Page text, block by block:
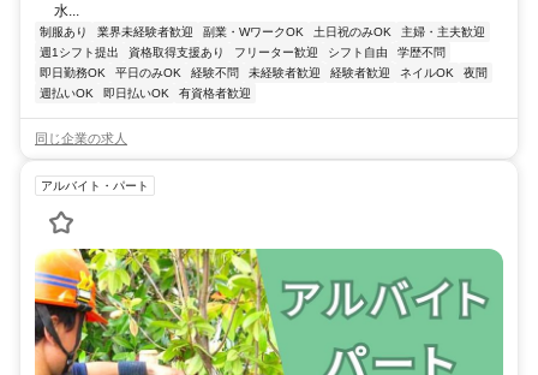
水...
制服あり 業界未経験者歓迎 副業・WワークOK 土日祝のみOK
主婦・主夫歓迎
週1シフト提出
資格取得支援あり フリーター歓迎 シフト自由
学歴不問
即日勤務OK
平日のみOK 経験不問 未経験者歓迎 経験者歓迎 ネイルOK
夜間
週払いOK
即日払いOK 有資格者歓迎
同じ企業の求人
アルバイト・パート